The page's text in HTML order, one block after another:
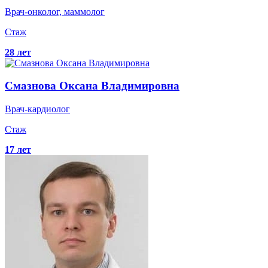
Врач-онколог, маммолог
Стаж
28 лет
Смазнова Оксана Владимировна
Врач-кардиолог
Стаж
17 лет